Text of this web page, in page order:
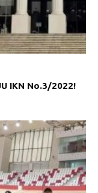
IKN No.3/2022!